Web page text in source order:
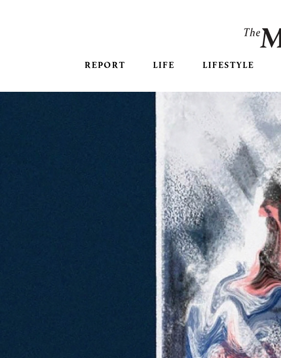
REPORT LIFE LIFESTYLE